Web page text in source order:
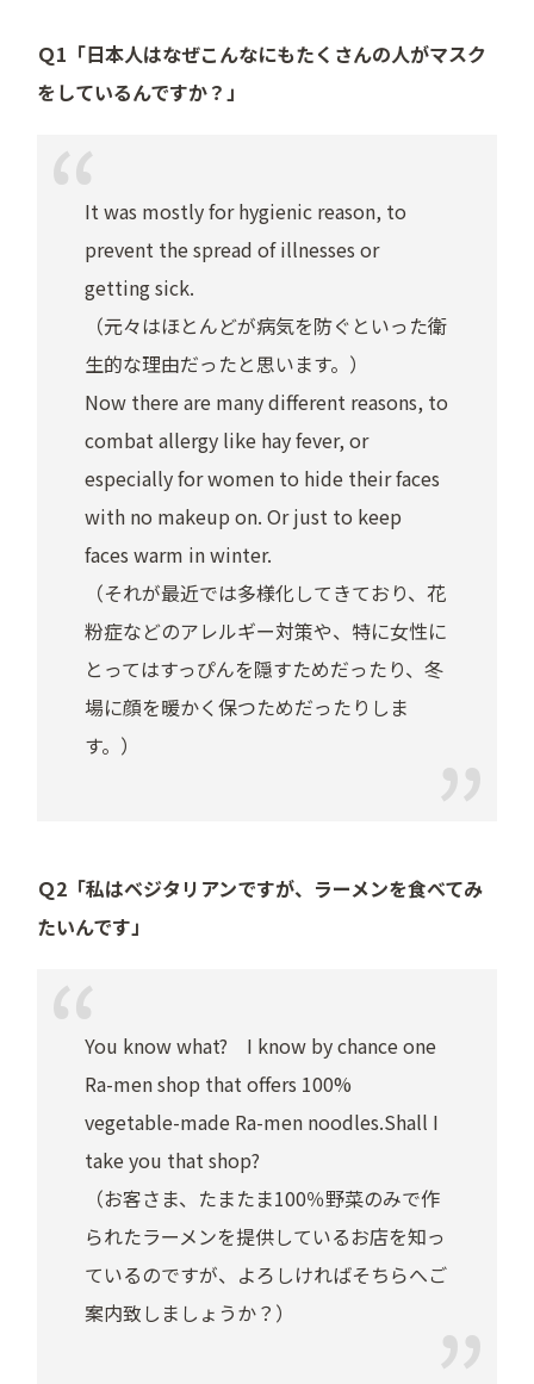
Ｑ1「日本人はなぜこんなにもたくさんの人がマスク
をしているんですか？」
It was mostly for hygienic reason, to
prevent the spread of illnesses or
getting sick.
（元々はほとんどが病気を防ぐといった衛
生的な理由だったと思います。）
Now there are many different reasons, to
combat allergy like hay fever, or
especially for women to hide their faces
with no makeup on. Or just to keep
faces warm in winter.
（それが最近では多様化してきており、花
粉症などのアレルギー対策や、特に女性に
とってはすっぴんを隠すためだったり、冬
場に顔を暖かく保つためだったりしま
す。）
Ｑ2「私はベジタリアンですが、ラーメンを食べてみ
たいんです」
You know what? I know by chance one
Ra-men shop that offers 100%
vegetable-made Ra-men noodles.Shall I
take you that shop?
（お客さま、たまたま100％野菜のみで作
られたラーメンを提供しているお店を知っ
ているのですが、よろしければそちらへご
案内致しましょうか？）